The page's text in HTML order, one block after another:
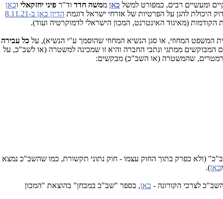
כאן ממשה חדד וד"ר פיני יחזקאלי וכאן
היכולת להגן על הפרטיות של אזרחי ישראל דוגמת הדיון כאן ב-8.11.21
(מאיגוד האינטרנט, המכון הישראלי לדמוקרטיה ועוד).
המחוזי, או סגן הנשיא המחוזי שהוסמך ע"י הנשיא), על כל עבירה
ממתגי ונתבי החברה והיא זו שמכינה למשטרה (או לשב"כ, על
שהמשטרה (או השב"כ) מבקשים:
(ולא כפרק בתוך החוק עצמו - חוק נתוני תקשורת, כמו שהשב"כ נמצא
כאן).
לצרכי הקורונה - כאן, בספר "שב"כ במבחן" בהוצאת "המכון